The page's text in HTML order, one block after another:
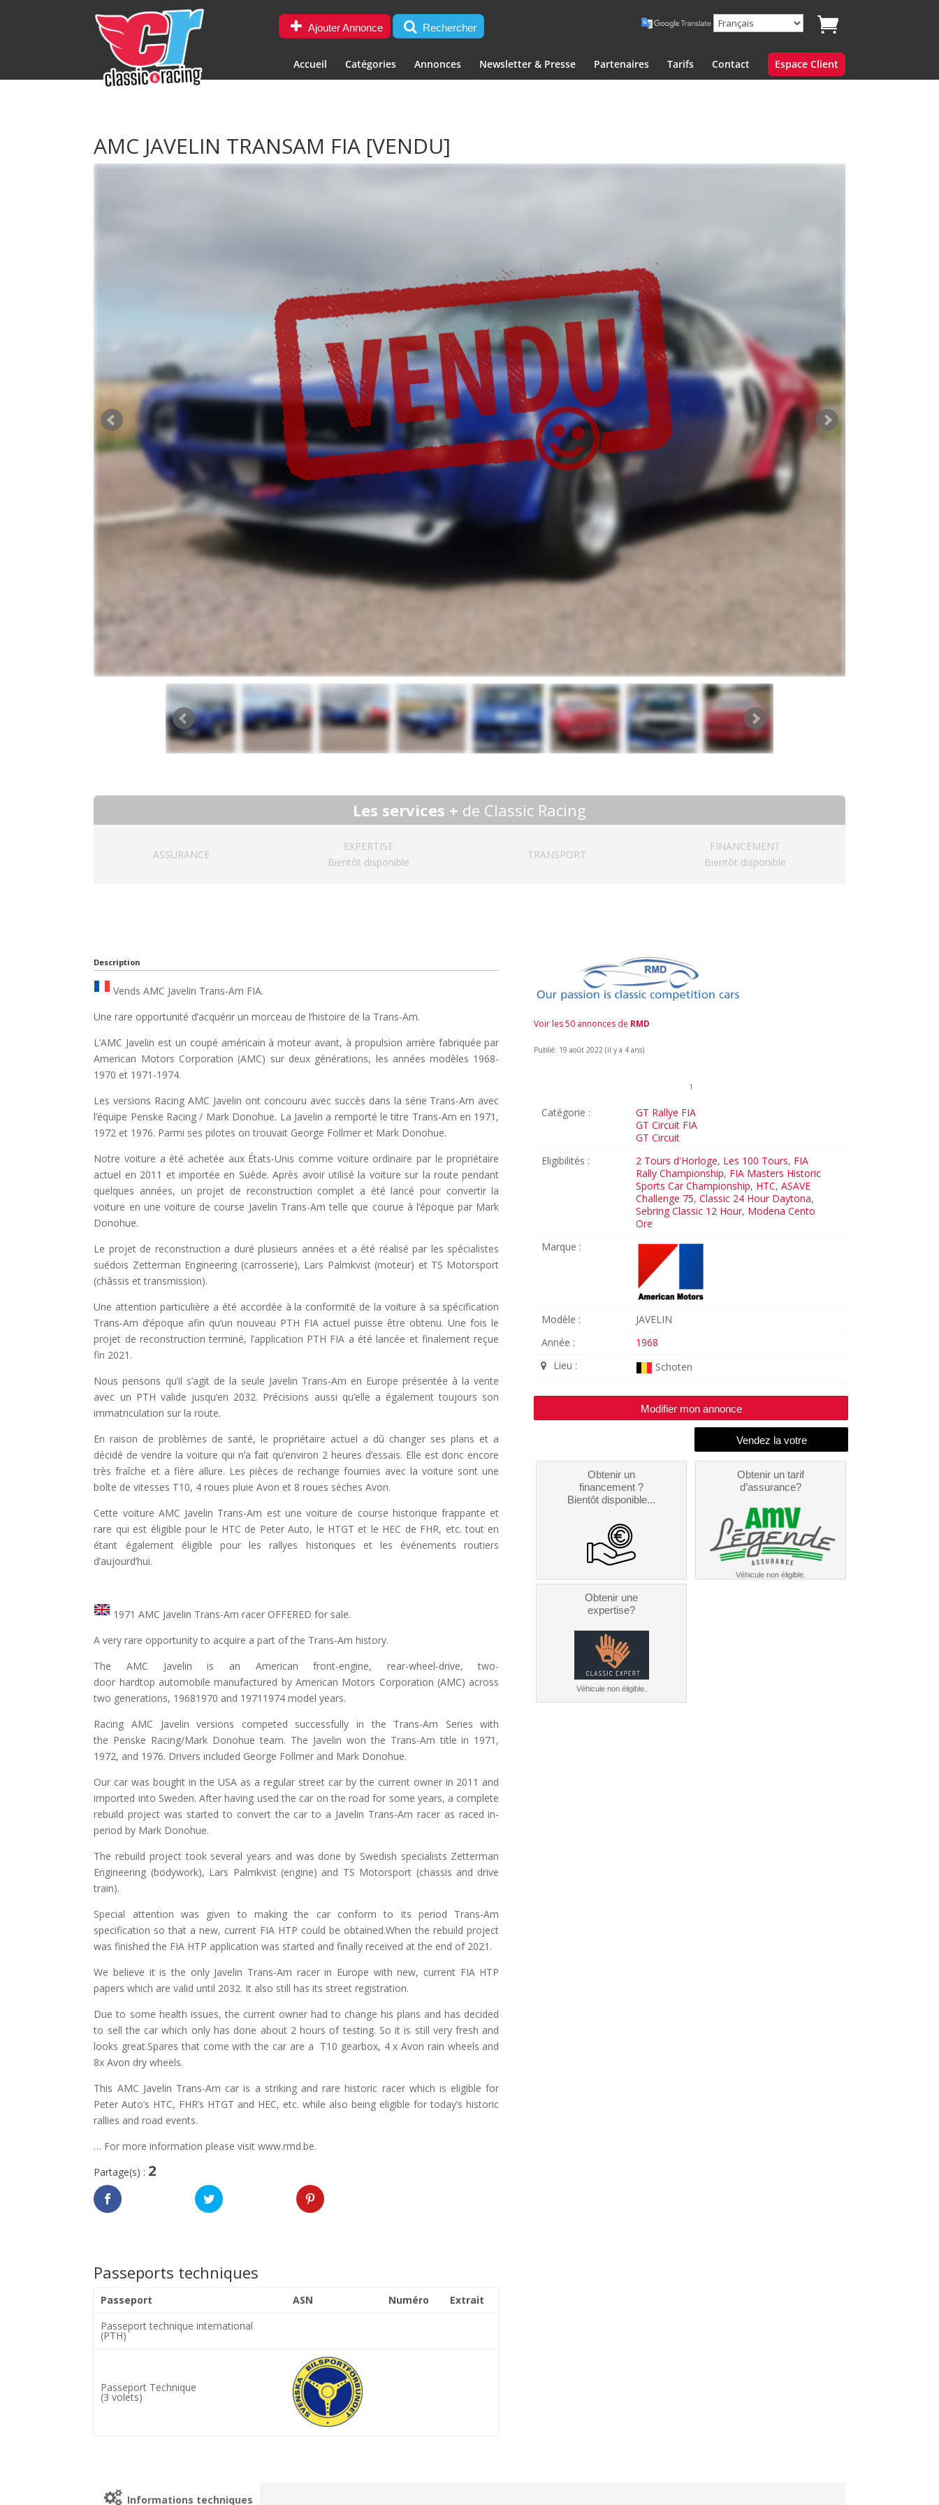
Ajouter Annonce Rechercher
Accueil Catégories Annonces Newsletter & Presse Partenaires Tarifs Contact Espace Client
AMC JAVELIN TRANSAM FIA [VENDU]
Les services + de Classic Racing
ASSURANCE
EXPERTISE
Bientôt disponible
TRANSPORT
FINANCEMENT
Bientôt disponible
Description
Vends AMC Javelin Trans-Am FIA.
Une rare opportunité d’acquérir un morceau de l’histoire de la Trans-Am.
L’AMC Javelin est un coupé américain à moteur avant, à propulsion arrière fabriquée par
American Motors Corporation (AMC) sur deux générations, les années modèles 1968-
1970 et 1971-1974.
Les versions Racing AMC Javelin ont concouru avec succès dans la série Trans-Am avec
l’équipe Penske Racing / Mark Donohue. La Javelin a remporté le titre Trans-Am en 1971,
1972 et 1976. Parmi ses pilotes on trouvait George Follmer et Mark Donohue.
Notre voiture a été achetée aux États-Unis comme voiture ordinaire par le propriétaire
actuel en 2011 et importée en Suède. Après avoir utilisé la voiture sur la route pendant
quelques années, un projet de reconstruction complet a été lancé pour convertir la
voiture en une voiture de course Javelin Trans-Am telle que courue à l’époque par Mark
Donohue.
Le projet de reconstruction a duré plusieurs années et a été réalisé par les spécialistes
suédois Zetterman Engineering (carrosserie), Lars Palmkvist (moteur) et TS Motorsport
(châssis et transmission).
Une attention particulière a été accordée à la conformité de la voiture à sa spécification
Trans-Am d’époque afin qu’un nouveau PTH FIA actuel puisse être obtenu. Une fois le
projet de reconstruction terminé, l’application PTH FIA a été lancée et finalement reçue
fin 2021.
Nous pensons qu’il s’agit de la seule Javelin Trans-Am en Europe présentée à la vente
avec un PTH valide jusqu’en 2032. Précisions aussi qu’elle a également toujours son
immatriculation sur la route.
En raison de problèmes de santé, le propriétaire actuel a dû changer ses plans et a
décidé de vendre la voiture qui n’a fait qu’environ 2 heures d’essais. Elle est donc encore
très fraîche et a fière allure. Les pièces de rechange fournies avec la voiture sont une
boîte de vitesses T10, 4 roues pluie Avon et 8 roues sèches Avon.
Cette voiture AMC Javelin Trans-Am est une voiture de course historique frappante et
rare qui est éligible pour le HTC de Peter Auto, le HTGT et le HEC de FHR, etc. tout en
étant également éligible pour les rallyes historiques et les événements routiers
d’aujourd’hui.
1971 AMC Javelin Trans-Am racer OFFERED for sale.
A very rare opportunity to acquire a part of the Trans-Am history.
The AMC Javelin is an American front-engine, rear-wheel-drive, two-
door hardtop automobile manufactured by American Motors Corporation (AMC) across
two generations, 19681970 and 19711974 model years.
Racing AMC Javelin versions competed successfully in the Trans-Am Series with
the Penske Racing/Mark Donohue team. The Javelin won the Trans-Am title in 1971,
1972, and 1976. Drivers included George Follmer and Mark Donohue.
Our car was bought in the USA as a regular street car by the current owner in 2011 and
imported into Sweden. After having used the car on the road for some years, a complete
rebuild project was started to convert the car to a Javelin Trans-Am racer as raced in-
period by Mark Donohue.
The rebuild project took several years and was done by Swedish specialists Zetterman
Engineering (bodywork), Lars Palmkvist (engine) and TS Motorsport (chassis and drive
train).
Special attention was given to making the car conform to its period Trans-Am
specification so that a new, current FIA HTP could be obtained.When the rebuild project
was finished the FIA HTP application was started and finally received at the end of 2021.
We believe it is the only Javelin Trans-Am racer in Europe with new, current FIA HTP
papers which are valid until 2032. It also still has its street registration.
Due to some health issues, the current owner had to change his plans and has decided
to sell the car which only has done about 2 hours of testing. So it is still very fresh and
looks great.Spares that come with the car are a T10 gearbox, 4 x Avon rain wheels and
8x Avon dry wheels.
This AMC Javelin Trans-Am car is a striking and rare historic racer which is eligible for
Peter Auto’s HTC, FHR’s HTGT and HEC, etc. while also being eligible for today’s historic
rallies and road events.
… For more information please visit www.rmd.be.
Partage(s) : 2
Passeports techniques
Passeport ASN Numéro
Extrait
Passeport technique international
(PTH)
Passeport Technique
(3 volets)
Voir les 50 annonces de RMD
Publié: 19 août 2022 (il y a 4 ans)
1
Catégorie :
GT Rallye FIA
GT Circuit FIA
GT Circuit
Eligibilités :
2 Tours d'Horloge, Les 100 Tours, FIA
Rally Championship, FIA Masters Historic
Sports Car Championship, HTC, ASAVE
Challenge 75, Classic 24 Hour Daytona,
Sebring Classic 12 Hour, Modena Cento
Ore
Marque :
Modèle :
JAVELIN
Année :
1968
Lieu :
Schoten
Modifier mon annonce
Obtenir un
financement ?
Bientôt disponible...
Obtenir un tarif
d’assurance?
Véhicule non éligible.
Obtenir une
expertise?
Véhicule non éligible.
Informations techniques